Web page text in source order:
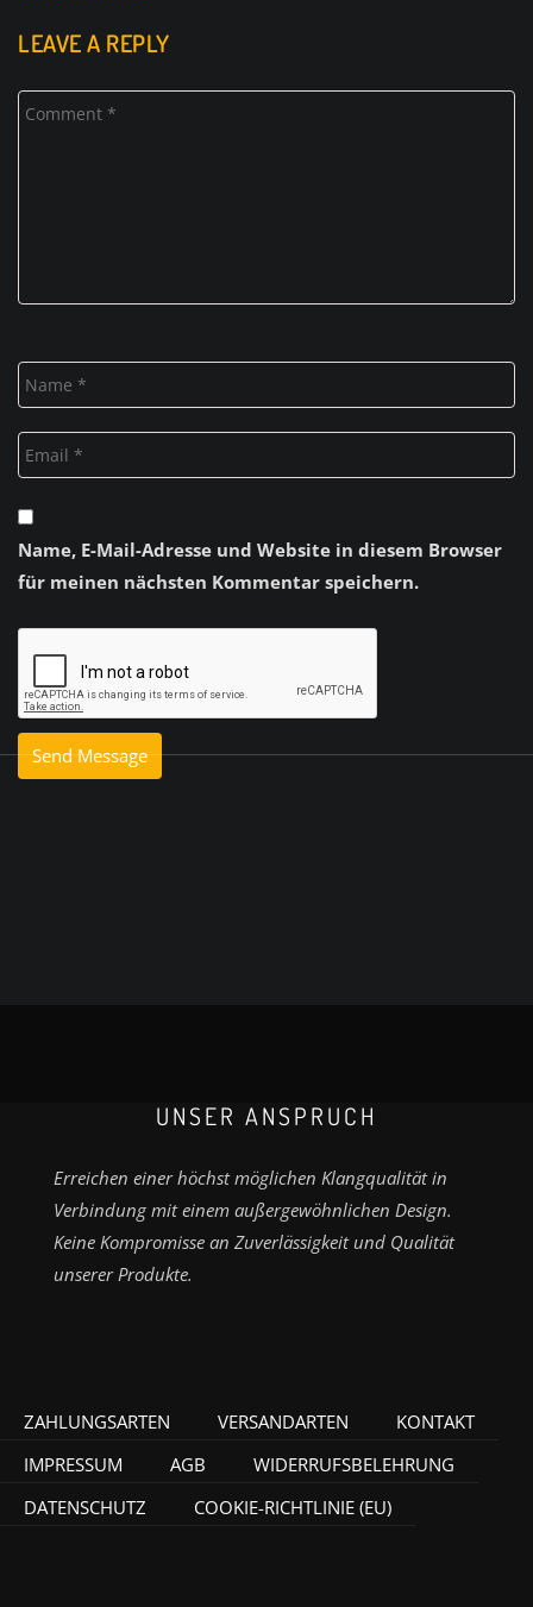
LEAVE A REPLY
Name, E-Mail-Adresse und Website in diesem Browser
für meinen nächsten Kommentar speichern.
UNSER ANSPRUCH
Erreichen einer höchst möglichen Klangqualität in
Verbindung mit einem außergewöhnlichen Design.
Keine Kompromisse an Zuverlässigkeit und Qualität
unserer Produkte.
ZAHLUNGSARTEN VERSANDARTEN
KONTAKT
IMPRESSUM
AGB
WIDERRUFSBELEHRUNG
DATENSCHUTZ
COOKIE-RICHTLINIE (EU)